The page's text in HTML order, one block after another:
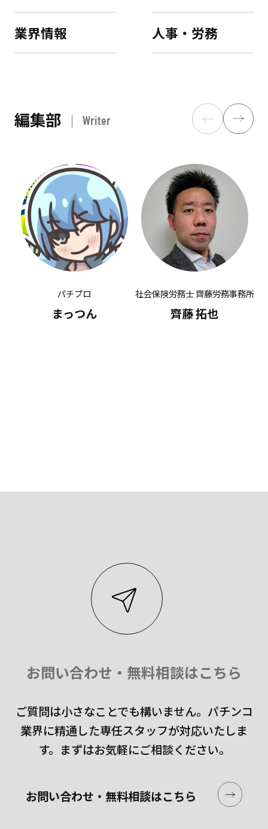
業界情報 人事・労務
編集部 Writer
パチプロ
まっつん
社会保険労務士 齊藤労務事務所
齊藤 拓也
お問い合わせ・無料相談はこちら
ご質問は小さなことでも構いません。 パチンコ
業界に精通した専任スタッフが対応いたしま
す。 まずはお気軽にご相談ください。
お問い合わせ・無料相談はこちら